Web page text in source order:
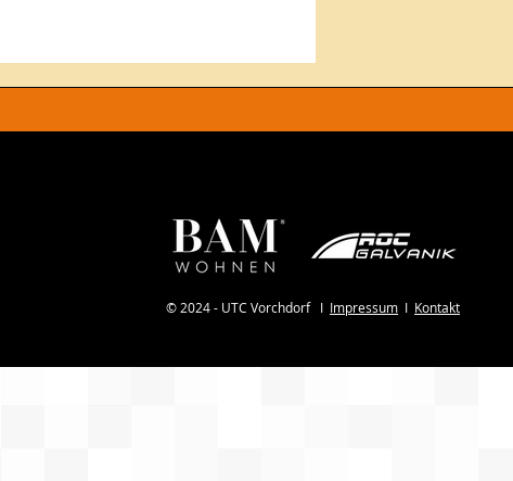
© 2024 - UTC Vorchdorf I Impressum I Kontakt